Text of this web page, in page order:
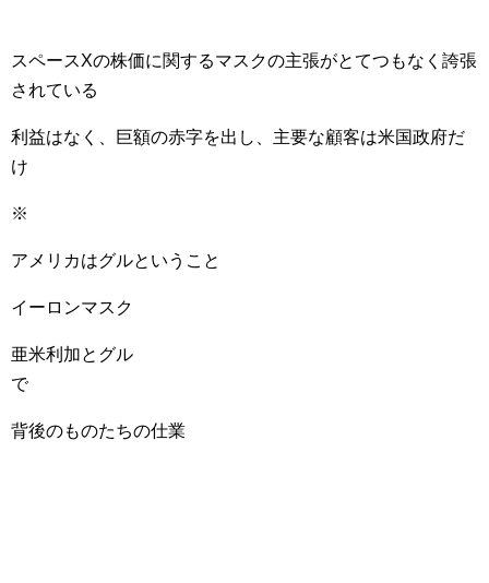
スペースXの株価に関するマスクの主張がとてつもなく誇張
されている
利益はなく、巨額の赤字を出し、主要な顧客は米国政府だ
け
※
アメリカはグルということ
イーロンマスク
亜米利加とグル
で
背後のものたちの仕業